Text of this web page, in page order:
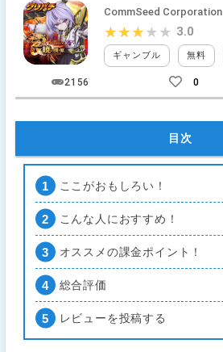
CommSeed Corporation
ギャンブル 無料
★★★★★
★★★★★ 3.0
2156 0
目次
ここがおもしろい！
こんな人におすすめ！
オススメの課金ポイント！
総合評価
レビューを投稿する